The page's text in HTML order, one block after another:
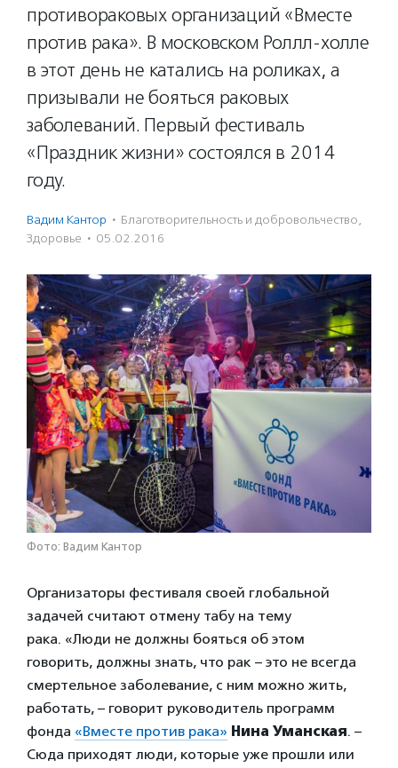
противораковых организаций «Вместе
против рака». В московском Роллл-холле
в этот день не катались на роликах, а
призывали не бояться раковых
заболеваний. Первый фестиваль
«Праздник жизни» состоялся в 2014
году.
Вадим Кантор · Благотвори­тель­ность и доброволь­чест­во,
Здоровье · 05.02.2016
Фото: Вадим Кантор
Организаторы фестиваля своей глобальной
задачей считают отмену табу на тему
рака. «Люди не должны бояться об этом
говорить, должны знать, что рак – это не всегда
смертельное заболевание, с ним можно жить,
работать, – говорит руководитель программ
фонда «Вместе против рака» Нина Уманская. –
Сюда приходят люди, которые уже прошли или